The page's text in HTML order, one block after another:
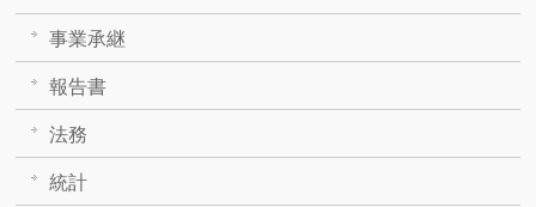
事業承継
報告書
法務
統計